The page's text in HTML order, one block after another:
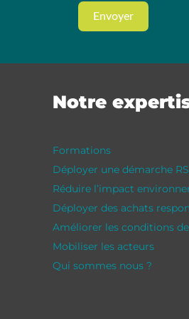
Envoyer
Notre
Formations
Déployer une démarche
Réduire l’impact
Déployer des achats
Améliorer les conditions
Mobiliser les acteurs
Qui sommes nous ?